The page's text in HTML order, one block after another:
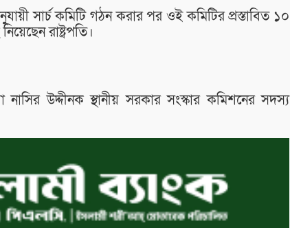
সার্চ কমিটি গঠন করার পর ওই কমিটির প্রস্তাবিত ১০
রাষ্ট্রপতি।
উদ্দীনক স্থানীয় সরকার সংস্কার কমিশনের সদস্য